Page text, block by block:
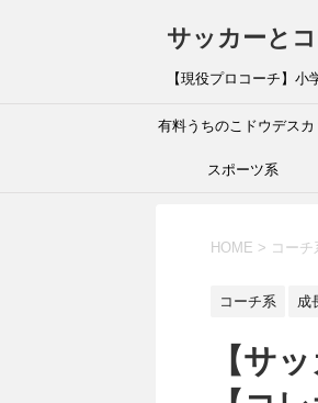
サッカーと
【現役プロコーチ】
有料うちのこドウデスカ
スポーツ系
HOME > コーチ
コーチ系 成
【サ